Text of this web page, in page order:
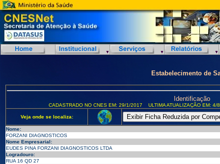
Estabelecimento de
Identificação
CADASTRADO NO CNES EM: 29/1/2017 ULTIMA ATUALIZAÇÃO EM:
Veja onde se localiza:
Nome:
FORZANI DIAGNOSTICOS
Nome Empresarial:
EUDES PINA FORZANI DIAGNOSTICOS LTDA
Logradouro:
RUA 16 QD 27